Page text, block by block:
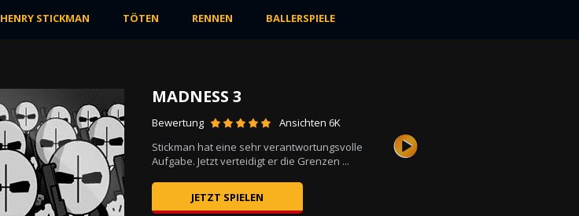
HENRY STICKMAN TÖTEN RENNEN BALLERSPIELE
MADNESS 3
Bewertung
Ansichten 6K
Stickman hat eine sehr verantwortungsvolle
Aufgabe. Jetzt verteidigt er die Grenzen ...
JETZT SPIELEN